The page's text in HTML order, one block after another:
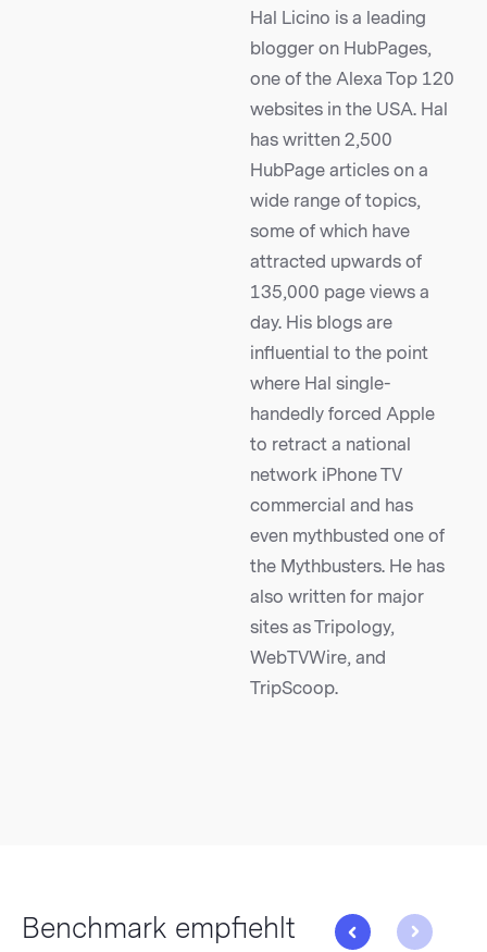
Hal Licino is a leading
blogger on HubPages,
one of the Alexa Top 120
websites in the USA. Hal
has written 2,500
HubPage articles on a
wide range of topics,
some of which have
attracted upwards of
135,000 page views a
day. His blogs are
influential to the point
where Hal single-
handedly forced Apple
to retract a national
network iPhone TV
commercial and has
even mythbusted one of
the Mythbusters. He has
also written for major
sites as Tripology,
WebTVWire, and
TripScoop.
Benchmark empfiehlt